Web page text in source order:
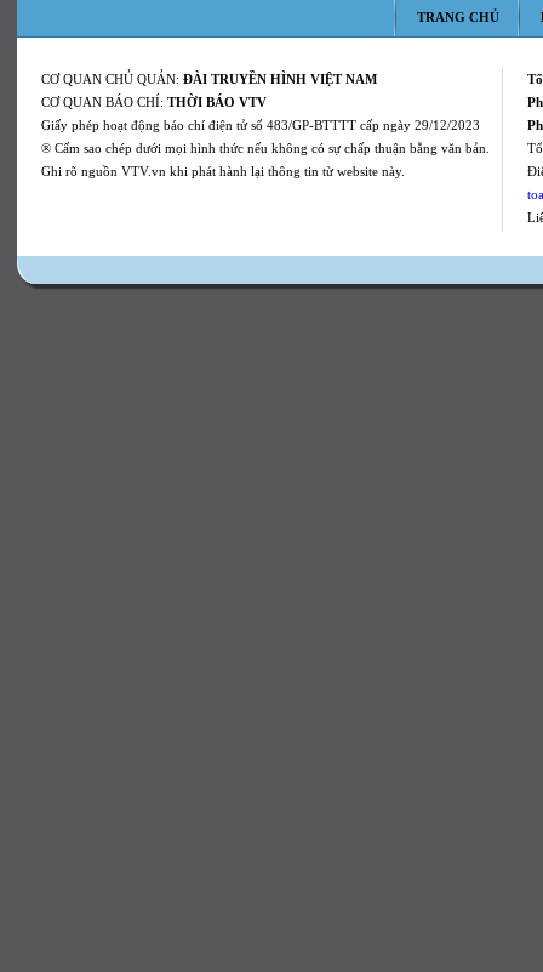
TRANG CHỦ
CƠ QUAN CHỦ QUẢN: ĐÀI TRUYỀN HÌNH VIỆT NAM
CƠ QUAN BÁO CHÍ: THỜI BÁO VTV
Giấy phép hoạt động báo chí điện tử số 483/GP-BTTTT cấp ngày 29/12/2023
® Cấm sao chép dưới mọi hình thức nếu không có sự chấp thuận bằng văn bản.
Ghi rõ nguồn VTV.vn khi phát hành lại thông tin từ website này.